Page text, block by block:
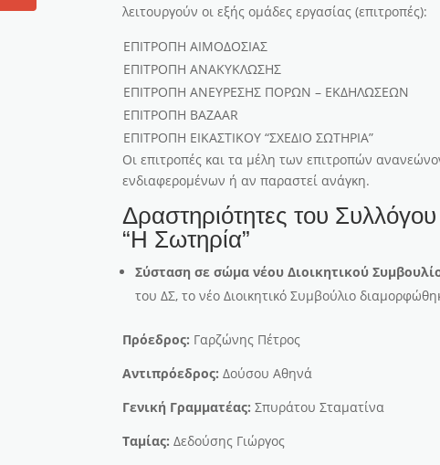
λειτουργούν οι εξής ομάδες εργασίας (επιτροπές):
ΕΠΙΤΡΟΠΗ ΑΙΜΟΔΟΣΙΑΣ
ΕΠΙΤΡΟΠΗ ΑΝΑΚΥΚΛΩΣΗΣ
ΕΠΙΤΡΟΠΗ ΑΝΕΥΡΕΣΗΣ ΠΟΡΩΝ – ΕΚΔΗΛΩΣΕΩΝ
ΕΠΙΤΡΟΠΗ ΒAZAAR
ΕΠΙΤΡΟΠΗ ΕΙΚΑΣΤΙΚΟΥ “ΣΧΕΔΙΟ ΣΩΤΗΡΙΑ”
Οι επιτροπές και τα μέλη των επιτροπών
ενδιαφερομένων ή αν παραστεί ανάγκη.
Δραστηριότητες του
“Η Σωτηρία”
Σύσταση σε σώμα νέου Διοικητικού
του ΔΣ, το νέο Διοικητικό Συμβούλιο
Πρόεδρος: Γαρζώνης Πέτρος
Αντιπρόεδρος: Δούσου Αθηνά
Γενική Γραμματέας: Σπυράτου Σταματίνα
Ταμίας: Δεδούσης Γιώργος